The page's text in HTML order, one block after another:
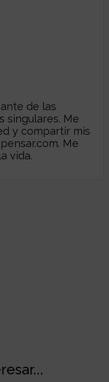
de las
singulares. Me
y compartir mis
. Me
vida.